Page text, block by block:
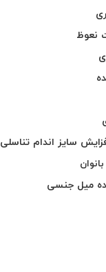
نعوظ
سایز اندام تناسلی
میل جنسی